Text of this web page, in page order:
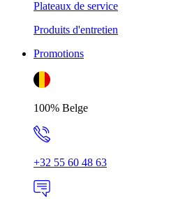
Plateaux de service
Produits d'entretien
Promotions
100% Belge
+32 55 60 48 63